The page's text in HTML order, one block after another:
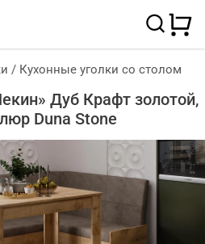
/ Кухонные уголки со столом
Дуб Крафт золотой,
Duna Stone